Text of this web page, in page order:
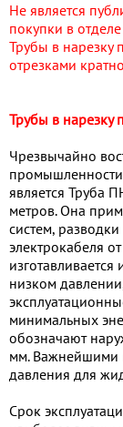
Не является
покупки в
Трубы в нарезку
отрезками
Трубы в нарезку
Чрезвычайно
является Труба
метров. Она
систем,
электрокабеля
низком
минимальных
обозначают
мм. Важнейшими
давления для
Срок